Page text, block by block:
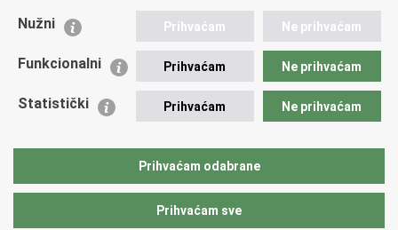
Udruge
Policijska akademija
Zaklada policijske solidarnosti
Vučetić"
Nužni Prihvaćam Ne prihvaćam
Funkcionalni Prihvaćam Ne prihvaćam
Statistički Prihvaćam Ne prihvaćam
Prihvaćam odabrane
Prihvaćam sve